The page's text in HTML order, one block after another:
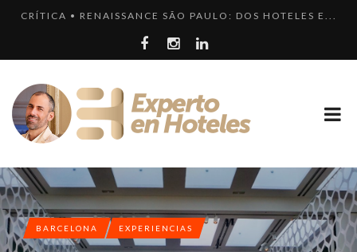
CRÍTICA • RENAISSANCE SÃO PAULO: DOS HOTELES E...
LOS 10 HOTELES MÁS LUJOSOS DE MÉXICO QUE DEBER...
¿CUÁL ES LA DIFERENCIA HAY ENTRE HOTEL, HOSTEL...
LOS 10 HOTELES MÁS CAROS DE PARÍS. LUJO FRANCÉ...
BARCELONA EXPERIENCIAS